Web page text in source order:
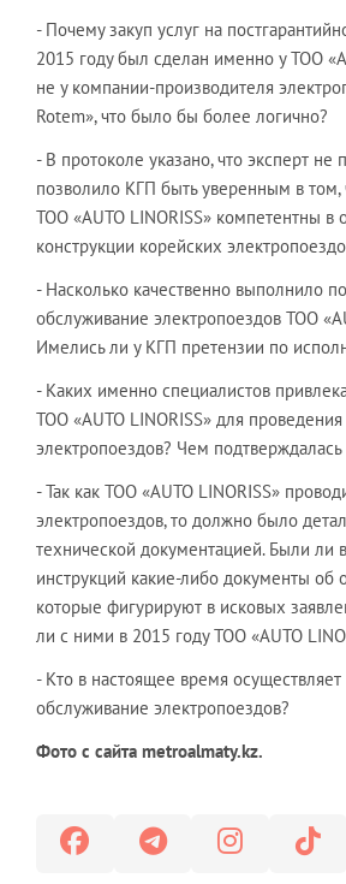
- Почему закуп услуг на
2015 году был сделан именно у ТОО
не у компании-производителя
Rotem», что было бы более логично?
- В протоколе указано, что эксперт не
позволило КГП быть уверенным в том,
ТОО «AUTO LINORISS» компетентны в
конструкции корейских
- Насколько качественно выполнило
обслуживание электропоездов ТОО
Имелись ли у КГП претензии по
- Каких именно специалистов
ТОО «AUTO LINORISS» для
электропоездов? Чем
- Так как ТОО «AUTO LINORISS»
электропоездов, то должно было
технической документацией. Были ли
инструкций какие-либо документы об
которые фигурируют в исковых
ли с ними в 2015 году ТОО «AUTO
- Кто в настоящее время осуществляет
обслуживание электропоездов?
Фото с сайта metroalmaty.kz.